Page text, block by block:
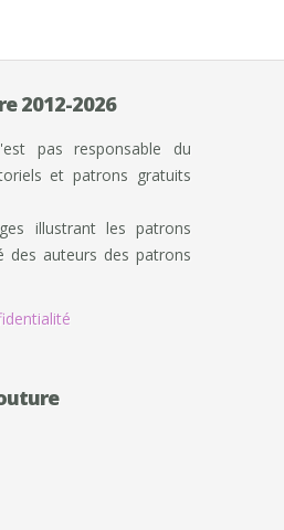
2012-2026
pas responsable du
et patrons gratuits
illustrant les patrons
des auteurs des patrons